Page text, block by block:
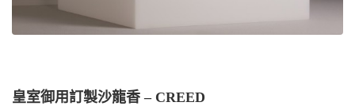
皇室御用訂製沙龍香 – CREED